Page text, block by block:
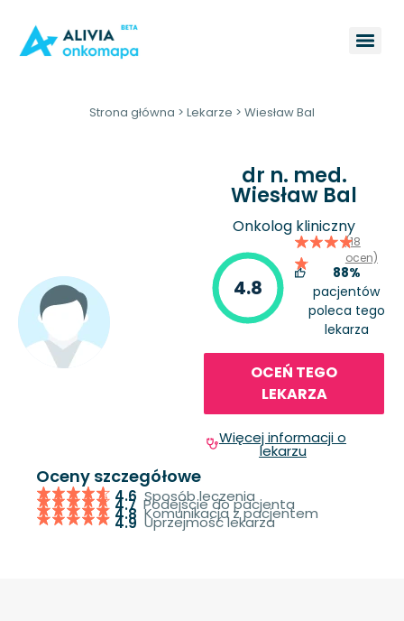
Strona główna > Lekarze > Wiesław Bal
dr n. med.
Wiesław Bal
Onkolog kliniczny
4.8
(18
ocen)
88%
pacjentów
poleca tego
lekarza
OCEŃ TEGO
LEKARZA
Więcej informacji o
lekarzu
Oceny szczegółowe
4.6 Sposób leczenia
4.7 Podejście do pacjenta
4.8 Komunikacja z pacjentem
4.9 Uprzejmość lekarza